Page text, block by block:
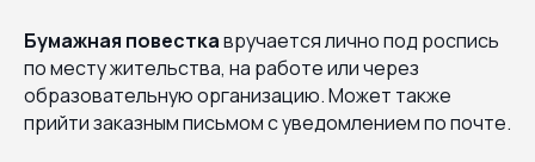
Бумажная повесткавручается лично под роспись
по месту жительства, на работе или через
образовательную организацию. Может также
прийти заказным письмом с уведомлением по почте.